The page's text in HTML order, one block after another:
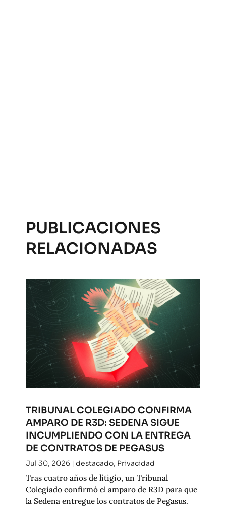
PUBLICACIONES
RELACIONADAS
TRIBUNAL COLEGIADO CONFIRMA
AMPARO DE R3D: SEDENA SIGUE
INCUMPLIENDO CON LA ENTREGA
DE CONTRATOS DE PEGASUS
Jul 30, 2026| destacado, Privacidad
Tras cuatro años de litigio, un Tribunal
Colegiado confirmó el amparo de R3D para que
la Sedena entregue los contratos de Pegasus.